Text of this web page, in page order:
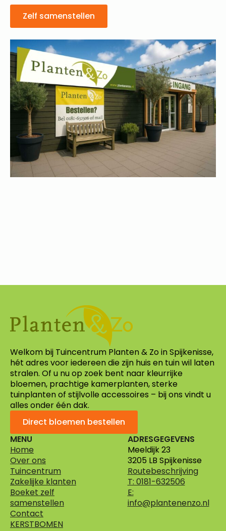
Zelf samenstellen
Welkom bij Tuincentrum Planten & Zo in Spijkenisse,
hét adres voor iedereen die zijn huis en tuin wil laten
stralen. Of u nu op zoek bent naar kleurrijke
bloemen, prachtige kamerplanten, sterke
tuinplanten of stijlvolle accessoires – bij ons vindt u
alles onder één dak.
Direct bloemen bestellen
MENU
Home
Over ons
Tuincentrum
Zakelijke klanten
Boeket zelf
samenstellen
Contact
KERSTBOMEN
ADRESGEGEVENS
Meeldijk 23
3205 LB Spijkenisse
Routebeschrijving
T: 0181-632506
E:
info@plantenenzo.nl